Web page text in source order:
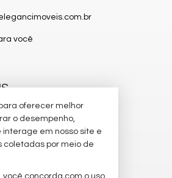
você
newsletter
financeiros
oferecer melhor
o desempenho,
interage em nosso site e
coletadas por meio de
você concorda com o uso